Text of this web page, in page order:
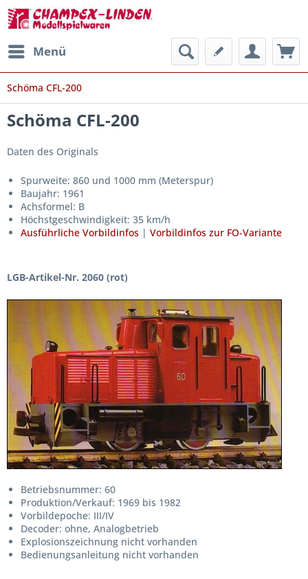
Menü
Schöma CFL-200
Schöma CFL-200
Daten des Originals
Spurweite: 860 und 1000 mm (Meterspur)
Baujahr: 1961
Achsformel: B
Höchstgeschwindigkeit: 35 km/h
Ausführliche Vorbildinfos | Vorbildinfos zur FO-Variante
LGB-Artikel-Nr. 2060 (rot)
Betriebsnummer: 60
Produktion/Verkauf: 1969 bis 1982
Vorbildepoche: III/IV
Decoder: ohne, Analogbetrieb
Explosionszeichnung nicht vorhanden
Bedienungsanleitung nicht vorhanden